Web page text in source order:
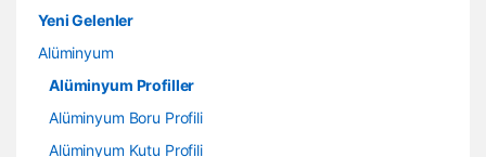
Yeni Gelenler
Alüminyum
Alüminyum Profiller
Alüminyum Boru Profili
Alüminyum Kutu Profili